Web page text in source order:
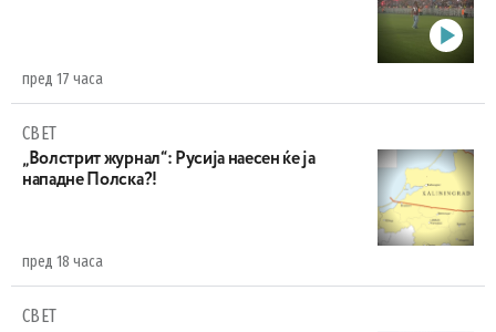
пред 17 часа
СВЕТ
„Волстрит журнал“: Русија наесен ќе ја
нападне Полска?!
пред 18 часа
СВЕТ